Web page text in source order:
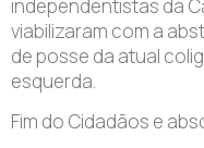
independentistas da
viabilizaram com a
de posse da atual
esquerda.
Fim do Cidadãos e